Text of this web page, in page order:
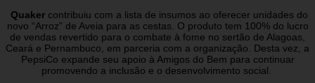
Quaker contribuiu com a lista de insumos ao oferecer unidades do
novo “Arroz” de Aveia para as cestas. O produto tem 100% do lucro
de vendas revertido para o combate à fome no sertão de Alagoas,
Ceará e Pernambuco, em parceria com a organização. Desta vez, a
PepsiCo expande seu apoio à Amigos do Bem para continuar
promovendo a inclusão e o desenvolvimento social.